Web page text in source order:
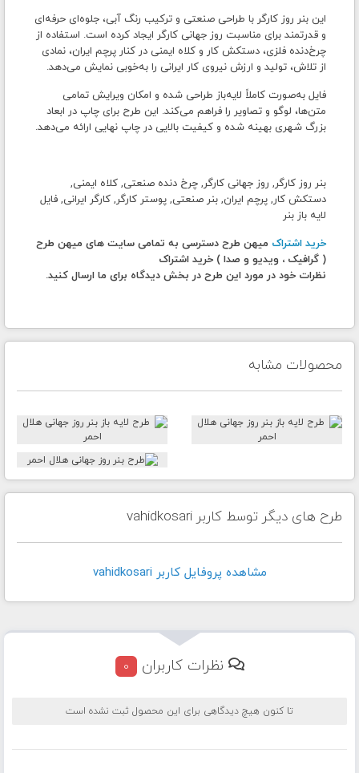
این بنر روز کارگر با طراحی صنعتی و ترکیب رنگ آبی، جلوه‌ای حرفه‌ای
و قدرتمند برای مناسبت روز جهانی کارگر ایجاد کرده است. استفاده از
چرخ‌دنده فلزی، دستکش کار و کلاه ایمنی در کنار پرچم ایران، نمادی
از تلاش، تولید و ارزش نیروی کار ایرانی را به‌خوبی نمایش می‌دهد.
فایل به‌صورت کاملاً لایه‌باز طراحی شده و امکان ویرایش تمامی
متن‌ها، لوگو و تصاویر را فراهم می‌کند. این طرح برای چاپ در ابعاد
بزرگ شهری بهینه شده و کیفیت بالایی در چاپ نهایی ارائه می‌دهد.
بنر روز کارگر, روز جهانی کارگر, چرخ دنده صنعتی, کلاه ایمنی,
دستکش کار, پرچم ایران, بنر صنعتی, پوستر کارگر, کارگر ایرانی, فایل
لایه باز بنر
خرید اشتراک میهن طرح دسترسی به تمامی سایت های میهن طرح
( گرافیک ، ویدیو و صدا ) خرید اشتراک
نظرات خود در مورد این طرح در بخش دیدگاه برای ما ارسال کنید.
محصولات مشابه
طرح های دیگر توسط کاربر vahidkosari
مشاهده پروفايل کاربر vahidkosari
نظرات کاربران 0
تا کنون هیچ دیدگاهی برای این محصول ثبت نشده است